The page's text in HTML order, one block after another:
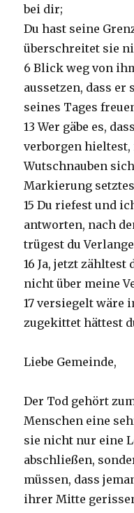
bei dir;
Du hast seine
überschreitet sie
6 Blick weg von
aussetzen, dass
seines Tages
13 Wer gäbe es,
verborgen
Wutschnauben
Markierung
15 Du riefest und
antworten, nach
trügest du
16 Ja, jetzt
nicht über meine
17 versiegelt wäre
zugekittet hättest
Liebe Gemeinde,
Der Tod gehört
Menschen eine
sie nicht nur eine
abschließen,
müssen, dass
ihrer Mitte